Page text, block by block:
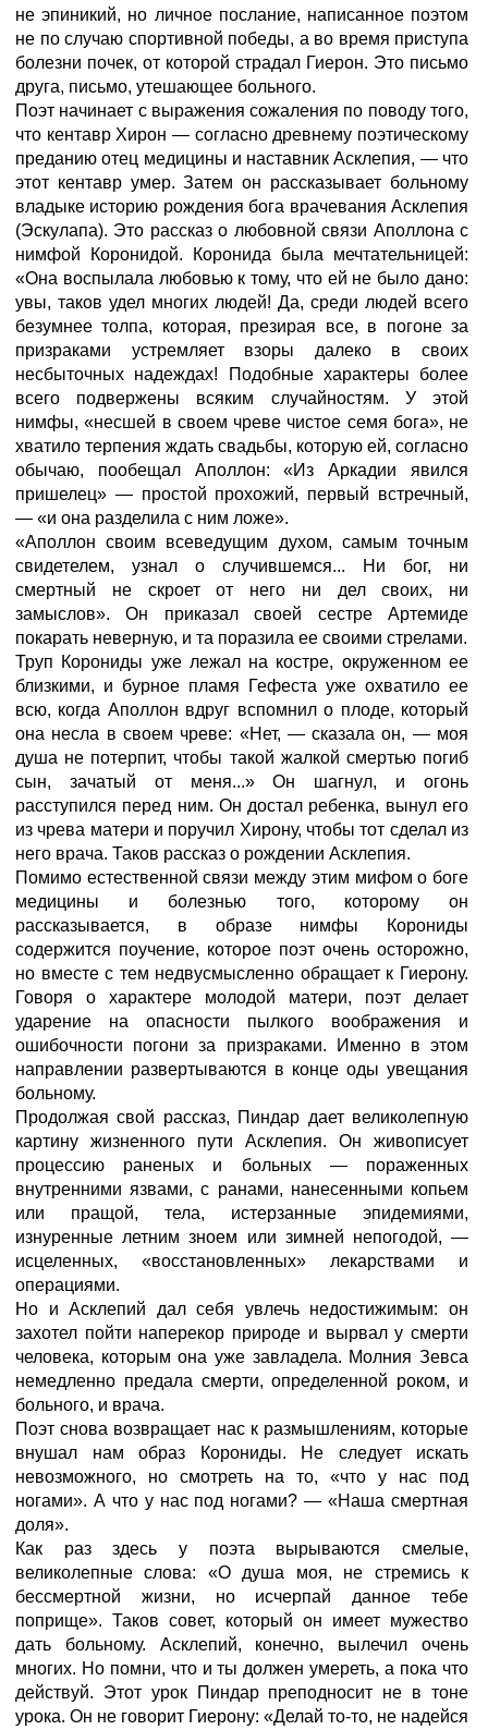
не эпиникий, но личное послание, написанное поэтом
не по случаю спортивной победы, а во время приступа
болезни почек, от которой страдал Гиерон. Это письмо
друга, письмо, утешающее больного.
Поэт начинает с выражения сожаления по поводу того,
что кентавр Хирон — согласно древнему поэтическому
преданию отец медицины и наставник Асклепия, — что
этот кентавр умер. Затем он рассказывает больному
владыке историю рождения бога врачевания Асклепия
(Эскулапа). Это рассказ о любовной связи Аполлона с
нимфой Коронидой. Коронида была мечтательницей:
«Она воспылала любовью к тому, что ей не было дано:
увы, таков удел многих людей! Да, среди людей всего
безумнее толпа, которая, презирая все, в погоне за
призраками устремляет взоры далеко в своих
несбыточных надеждах! Подобные характеры более
всего подвержены всяким случайностям. У этой
нимфы, «несшей в своем чреве чистое семя бога», не
хватило терпения ждать свадьбы, которую ей, согласно
обычаю, пообещал Аполлон: «Из Аркадии явился
пришелец» — простой прохожий, первый встречный,
— «и она разделила с ним ложе».
«Аполлон своим всеведущим духом, самым точным
свидетелем, узнал о случившемся... Ни бог, ни
смертный не скроет от него ни дел своих, ни
замыслов». Он приказал своей сестре Артемиде
покарать неверную, и та поразила ее своими стрелами.
Труп Корониды уже лежал на костре, окруженном ее
близкими, и бурное пламя Гефеста уже охватило ее
всю, когда Аполлон вдруг вспомнил о плоде, который
она несла в своем чреве: «Нет, — сказала он, — моя
душа не потерпит, чтобы такой жалкой смертью погиб
сын, зачатый от меня...» Он шагнул, и огонь
расступился перед ним. Он достал ребенка, вынул его
из чрева матери и поручил Хирону, чтобы тот сделал из
него врача. Таков рассказ о рождении Асклепия.
Помимо естественной связи между этим мифом о боге
медицины и болезнью того, которому он
рассказывается, в образе нимфы Корониды
содержится поучение, которое поэт очень осторожно,
но вместе с тем недвусмысленно обращает к Гиерону.
Говоря о характере молодой матери, поэт делает
ударение на опасности пылкого воображения и
ошибочности погони за призраками. Именно в этом
направлении развертываются в конце оды увещания
больному.
Продолжая свой рассказ, Пиндар дает великолепную
картину жизненного пути Асклепия. Он живописует
процессию раненых и больных — пораженных
внутренними язвами, с ранами, нанесенными копьем
или пращой, тела, истерзанные эпидемиями,
изнуренные летним зноем или зимней непогодой, —
исцеленных, «восстановленных» лекарствами и
операциями.
Но и Асклепий дал себя увлечь недостижимым: он
захотел пойти наперекор природе и вырвал у смерти
человека, которым она уже завладела. Молния Зевса
немедленно предала смерти, определенной роком, и
больного, и врача.
Поэт снова возвращает нас к размышлениям, которые
внушал нам образ Корониды. Не следует искать
невозможного, но смотреть на то, «что у нас под
ногами». А что у нас под ногами? — «Наша смертная
доля».
Как раз здесь у поэта вырываются смелые,
великолепные слова: «О душа моя, не стремись к
бессмертной жизни, но исчерпай данное тебе
поприще». Таков совет, который он имеет мужество
дать больному. Асклепий, конечно, вылечил очень
многих. Но помни, что и ты должен умереть, а пока что
действуй. Этот урок Пиндар преподносит не в тоне
урока. Он не говорит Гиерону: «Делай то-то, не надейся